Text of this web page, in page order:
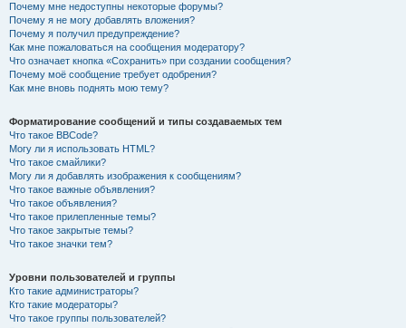
Почему мне недоступны некоторые форумы?
Почему я не могу добавлять вложения?
Почему я получил предупреждение?
Как мне пожаловаться на сообщения модератору?
Что означает кнопка «Сохранить» при создании сообщения?
Почему моё сообщение требует одобрения?
Как мне вновь поднять мою тему?
Форматирование сообщений и типы создаваемых тем
Что такое BBCode?
Могу ли я использовать HTML?
Что такое смайлики?
Могу ли я добавлять изображения к сообщениям?
Что такое важные объявления?
Что такое объявления?
Что такое прилепленные темы?
Что такое закрытые темы?
Что такое значки тем?
Уровни пользователей и группы
Кто такие администраторы?
Кто такие модераторы?
Что такое группы пользователей?